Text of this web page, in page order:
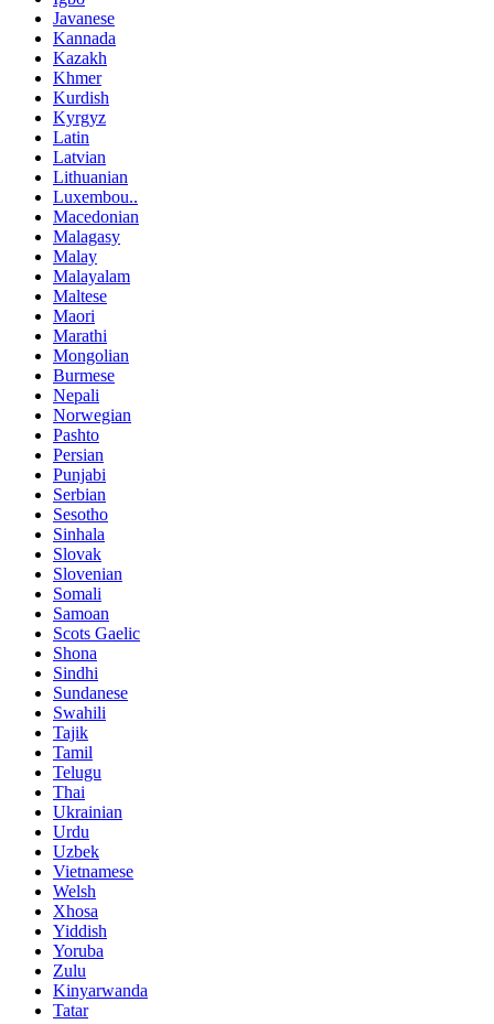
Javanese
Kannada
Kazakh
Khmer
Kurdish
Kyrgyz
Latin
Latvian
Lithuanian
Luxembou..
Macedonian
Malagasy
Malay
Malayalam
Maltese
Maori
Marathi
Mongolian
Burmese
Nepali
Norwegian
Pashto
Persian
Punjabi
Serbian
Sesotho
Sinhala
Slovak
Slovenian
Somali
Samoan
Scots Gaelic
Shona
Sindhi
Sundanese
Swahili
Tajik
Tamil
Telugu
Thai
Ukrainian
Urdu
Uzbek
Vietnamese
Welsh
Xhosa
Yiddish
Yoruba
Zulu
Kinyarwanda
Tatar